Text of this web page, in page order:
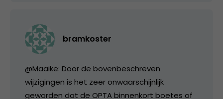
bramkoster
@Maaike: Door de bovenbeschreven
wijzigingen is het zeer onwaarschijnlijk
geworden dat de OPTA binnenkort boetes of